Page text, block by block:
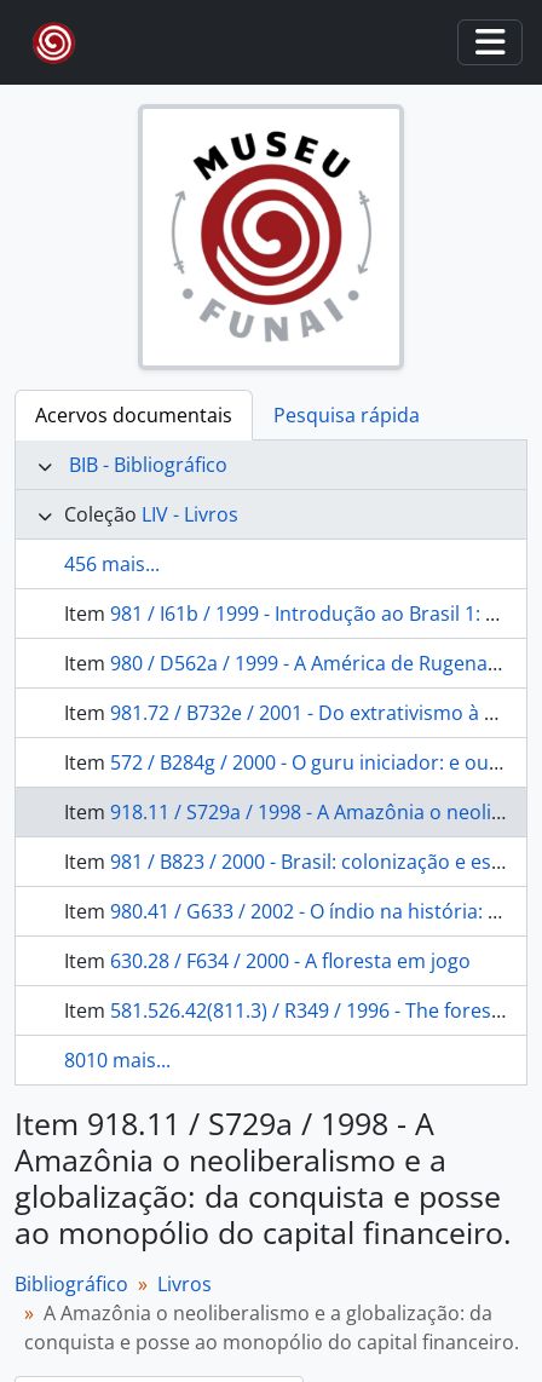
Skip to main content
Acervos documentais
Pesquisa rápida
BIB - Bibliográfico
Coleção LIV - Livros
456 mais...
Item 981 / I61b / 1999 - Introdução ao Brasil 1: um banquete no trópico.
Item 980 / D562a / 1999 - A América de Rugenas: obras e documentos.
Item 981.72 / B732e / 2001 - Do extrativismo à pecuária: algumas observações sobre a história econômica de Mato Grosso 1870 a 1930.
Item 572 / B284g / 2000 - O guru iniciador: e outras variações antropológicas.
Item 918.11 / S729a / 1998 - A Amazônia o neoliberalismo e a globalização: da conquista e posse ao monopólio do capital financeiro.
Item 981 / B823 / 2000 - Brasil: colonização e escravidão.
Item 980.41 / G633 / 2002 - O índio na história: o povo Tenetehara em busca da liberdade.
Item 630.28 / F634 / 2000 - A floresta em jogo
Item 581.526.42(811.3) / R349 / 1996 - The forest within: the worl view of the Tukano Amazonian indians.
8010 mais...
Item 918.11 / S729a / 1998 - A
Amazônia o neoliberalismo e a
globalização: da conquista e posse
ao monopólio do capital financeiro.
Bibliográfico
Livros
A Amazônia o neoliberalismo e a globalização: da
conquista e posse ao monopólio do capital financeiro.